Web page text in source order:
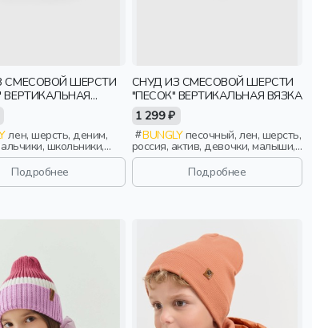
СМЕСОВОЙ ШЕРСТИ
лен, шерсть, деним,
школьники,
дети
Подробнее
СНУД ИЗ СМЕСОВОЙ ШЕРСТИ
"ПЕСОК" ВЕРТИКАЛЬНАЯ ВЯЗКА
1 299 ₽
BUNGLYпесочный, лен, шерсть,
россия, актив, девочки, малыши,
дошкольники, дети
Подробнее